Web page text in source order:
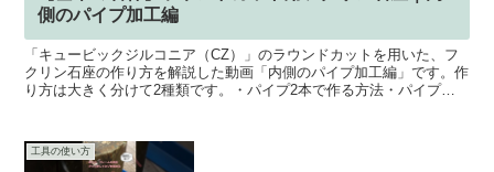
側のパイプ加工編
「キュービックジルコニア（CZ）」のラウンドカットを用いた、フ
クリン石座の作り方を解説した動画「内側のパイプ加工編」です。作
り方は大きく分けて2種類です。・パイプ2本で作る方法・パイプと
工具の使い方